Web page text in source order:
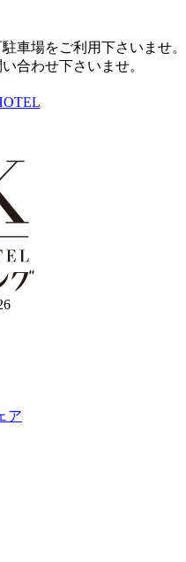
車場をご利用下さいませ。
合わせ下さいませ。
ア